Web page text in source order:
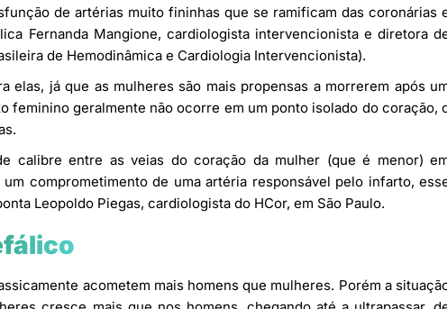
de artérias muito fininhas que se ramificam das coronárias
Fernanda Mangione, cardiologista intervencionista e diretora
de Hemodinâmica e Cardiologia Intervencionista).
elas, já que as mulheres são mais propensas a morrerem após
feminino geralmente não ocorre em um ponto isolado do coração,
calibre entre as veias do coração da mulher (que é menor)
comprometimento de uma artéria responsável pelo infarto,
Leopoldo Piegas, cardiologista do HCor, em São Paulo.
acometem mais homens que mulheres. Porém a